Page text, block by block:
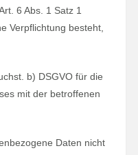
6 Abs. 1 Satz 1
Verpflichtung besteht,
b) DSGVO für die
mit der betroffenen
Daten nicht